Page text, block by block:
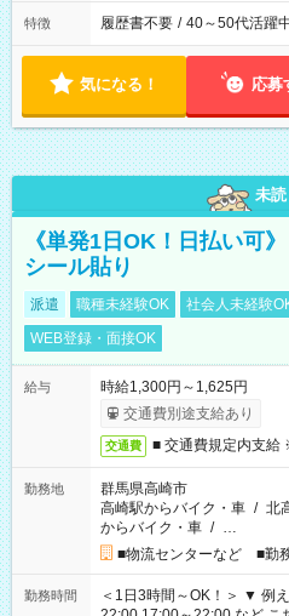
特徴 履歴書不要 / 40～50代活躍
気になる！ 応募
未読
《単発1日OK！日払い可
シール貼り
派遣 職種未経験OK 社会人未経験
WEB登録・面接OK
給与
時給1,300円～1,625円
交通費別途支給あり
交通費 ■ 交通費規定内支給
勤務地
群馬県高崎市
高崎駅からバイク・車 / 北
からバイク・車 / …
■物流センターなど ■勤
勤務時間
＜1日3時間～OK！＞ ▼ 例えば… ▼ 15:00～18:00 15:00～